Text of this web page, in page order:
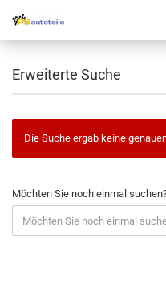
Erweiterte Suche
Die Suche ergab keine
Möchten Sie noch einmal